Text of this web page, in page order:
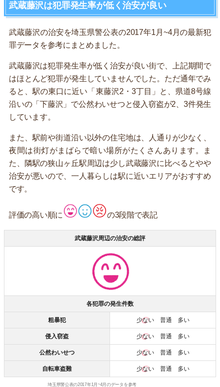
武蔵藤沢は犯罪発生率が低く治安が良い
武蔵藤沢の治安を埼玉県警公表の2017年1月~4月の最新犯
罪データを参考にまとめました。
武蔵藤沢は犯罪発生率が低く治安が良い街で、上記期間で
はほとんど犯罪が発生していませんでした。ただ通年でみ
ると、駅の東口に近い「東藤沢2・3丁目」と、県道8号線
沿いの「下藤沢」で公然わいせつと侵入窃盗が2、3件発生
しています。
また、駅前や街道沿い以外の住宅地は、人通りが少なく、
夜間は街灯がまばらで暗い場所がたくさんあります。ま
た、隣駅の狭山ヶ丘駅周辺は少し武蔵藤沢に比べるとやや
治安が悪いので、一人暮らしは駅に近いエリアがおすすめ
です。
評価の高い順に の3段階で表記
武蔵藤沢周辺の治安の総評
各犯罪の発生件数
粗暴犯 少ない普通 多い
侵入窃盗 少ない普通 多い
公然わいせつ 少ない普通 多い
自転車盗難 少ない普通 多い
埼玉県警公表の2017年1月~4月のデータを参考